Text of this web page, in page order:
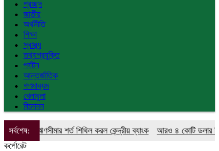
প্রচ্ছদ
জাতীয়
অর্থনীতি
শিক্ষা
স্বাস্থ্য
তথ্যপ্রযুক্তি
পর্যটন
আন্তর্জাতিক
গণমাধ্যম
খেলাধুলা
বিনোদন
সর্বশেষ:
ঋণসীমার শর্ত শিথিল করল কেন্দ্রীয় ব্যাংক
আরও ৪ কোটি ডলার কিনলো
কর্পোরেট